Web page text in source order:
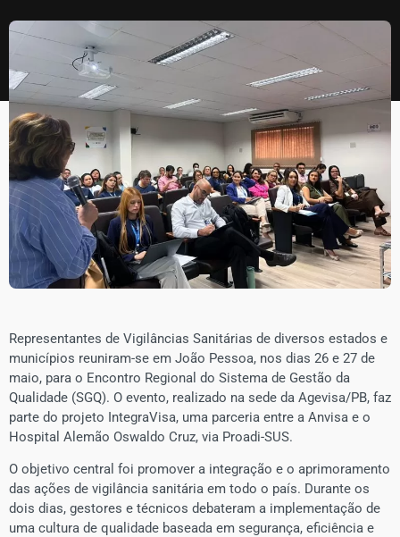
​Representantes de Vigilâncias Sanitárias de diversos estados e
municípios reuniram-se em João Pessoa, nos dias 26 e 27 de
maio, para o Encontro Regional do Sistema de Gestão da
Qualidade (SGQ). O evento, realizado na sede da Agevisa/PB, faz
parte do projeto IntegraVisa, uma parceria entre a Anvisa e o
Hospital Alemão Oswaldo Cruz, via Proadi-SUS.
​O objetivo central foi promover a integração e o aprimoramento
das ações de vigilância sanitária em todo o país. Durante os
dois dias, gestores e técnicos debateram a implementação de
uma cultura de qualidade baseada em segurança, eficiência e